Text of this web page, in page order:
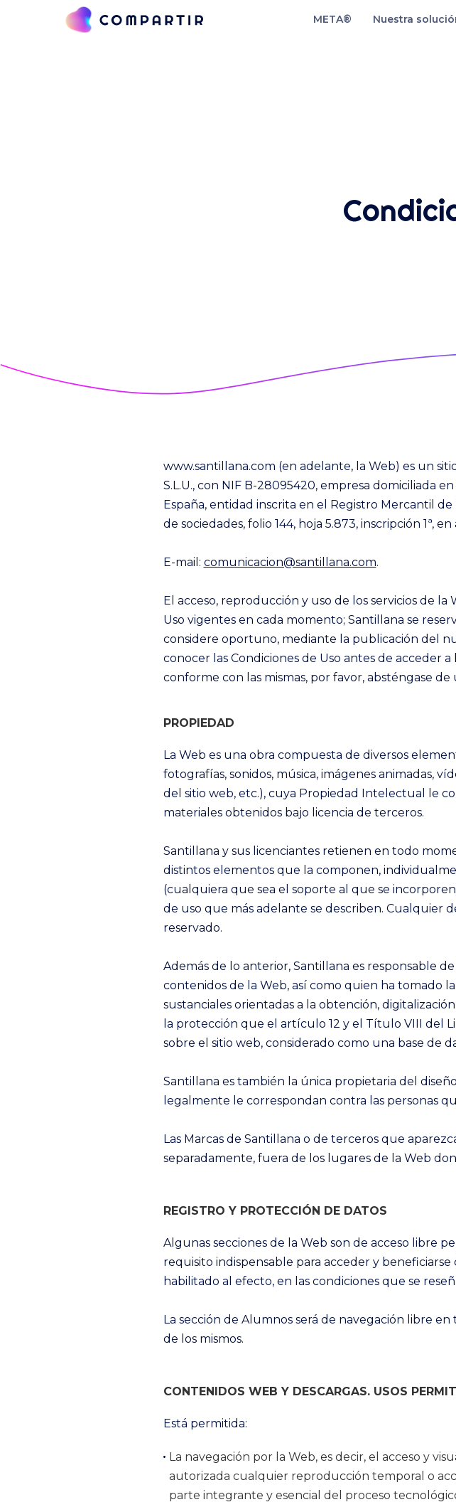
META® Nuestra
www.santillana.com (en adelante, la Web) es un
S.L.U., con NIF B-28095420, empresa domiciliada
España, entidad inscrita en el Registro Mercantil
de sociedades, folio 144, hoja 5.873, inscripción 1ª,
E-mail: comunicacion@santillana.com.
El acceso, reproducción y uso de los servicios de
Uso vigentes en cada momento; Santillana se
considere oportuno, mediante la publicación del
conocer las Condiciones de Uso antes de acceder
conforme con las mismas, por favor, absténgase de
PROPIEDAD
La Web es una obra compuesta de diversos
fotografías, sonidos, música, imágenes animadas,
del sitio web, etc.), cuya Propiedad Intelectual le
materiales obtenidos bajo licencia de terceros.
Santillana y sus licenciantes retienen en todo
distintos elementos que la componen,
(cualquiera que sea el soporte al que se
de uso que más adelante se describen. Cualquier
reservado.
Además de lo anterior, Santillana es responsable
contenidos de la Web, así como quien ha tomado
sustanciales orientadas a la obtención,
la protección que el artículo 12 y el Título VIII del
sobre el sitio web, considerado como una base de
Santillana es también la única propietaria del
legalmente le correspondan contra las personas
Las Marcas de Santillana o de terceros que
separadamente, fuera de los lugares de la Web
REGISTRO Y PROTECCIÓN DE DATOS
Algunas secciones de la Web son de acceso libre
requisito indispensable para acceder y
habilitado al efecto, en las condiciones que se
La sección de Alumnos será de navegación libre
de los mismos.
CONTENIDOS WEB Y DESCARGAS. USOS
Está permitida:
La navegación por la Web, es decir, el acceso y
autorizada cualquier reproducción temporal o
parte integrante y esencial del proceso